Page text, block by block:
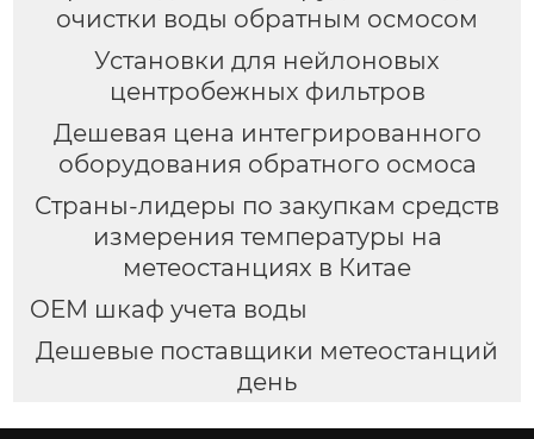
очистки воды обратным осмосом
Установки для нейлоновых
центробежных фильтров
Дешевая цена интегрированного
оборудования обратного осмоса
Страны-лидеры по закупкам средств
измерения температуры на
метеостанциях в Китае
OEM шкаф учета воды
Дешевые поставщики метеостанций
день